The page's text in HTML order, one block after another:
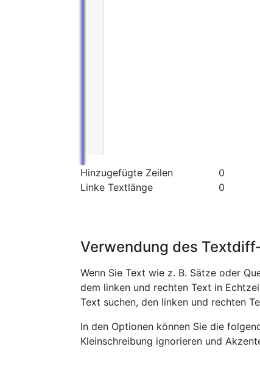
Hinzugefügte Zeilen 0
Linke Textlänge
0
Verwendung des
Wenn Sie Text wie z. B. Sätze oder
dem linken und rechten Text in
Text suchen, den linken und rechten
In den Optionen können Sie die
Kleinschreibung ignorieren und